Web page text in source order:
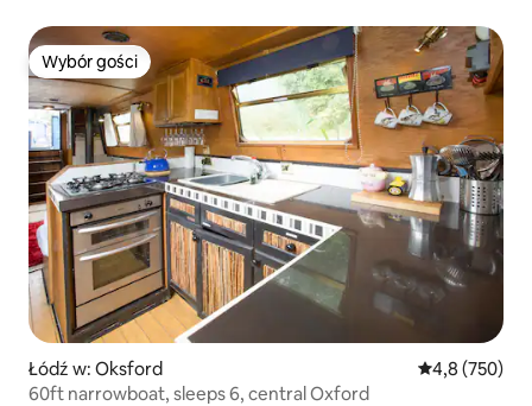
Wybór gości
Wybór gości
Łódź w: Oksford Średnia
4,8 (750)
60ft narrowboat, sleeps 6, central Oxford